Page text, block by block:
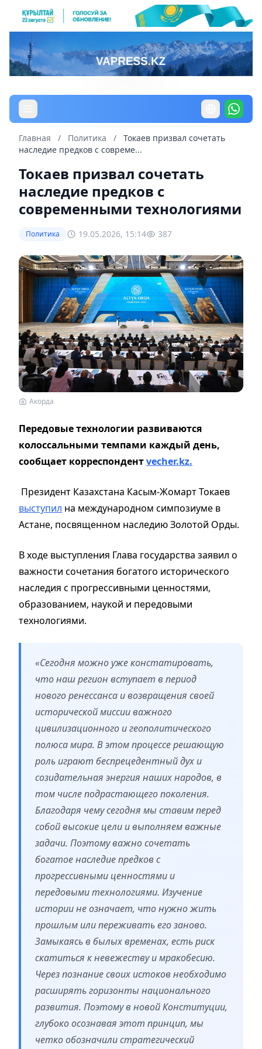
Главная / Политика /
Токаев призвал сочетать
наследие предков с совреме...
Токаев призвал сочетать
наследие предков с
современными технологиями
Политика 19.05.2026, 15:14 387
Акорда
Передовые технологии развиваются
колоссальными темпами каждый день,
сообщает корреспондентvecher.kz.
Президент Казахстана Касым-Жомарт Токаев
выступил на международном симпозиуме в
Астане, посвященном наследию Золотой Орды.
В ходе выступления Глава государства заявил о
важности сочетания богатого исторического
наследия с прогрессивными ценностями,
образованием, наукой и передовыми
технологиями.
«Сегодня можно уже констатировать,
что наш регион вступает в период
нового ренессанса и возвращения своей
исторической миссии важного
цивилизационного и геополитического
полюса мира. В этом процессе решающую
роль играют беспрецедентный дух и
созидательная энергия наших народов, в
том числе подрастающего поколения.
Благодаря чему сегодня мы ставим перед
собой высокие цели и выполняем важные
задачи. Поэтому важно сочетать
богатое наследие предков с
прогрессивными ценностями и
передовыми технологиями. Изучение
истории не означает, что нужно жить
прошлым или переживать его заново.
Замыкаясь в былых временах, есть риск
скатиться к невежеству и мракобесию.
Через познание своих истоков необходимо
расширять горизонты национального
развития. Поэтому в новой Конституции,
глубоко осознавая этот принцип, мы
четко обозначили стратегический